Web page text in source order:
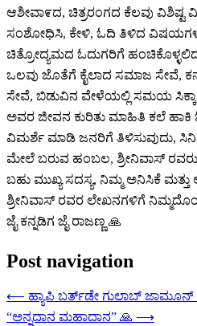
ಆಶೀವಾ೯ದ, ಚಿತ್ರರಂಗದ ಕೆಲವು ವಿಶಿಷ್ಟ
ಸಂಶೋಧಿಸಿ, ಕೇಳಿ, ಓದಿ ತಿಳಿದ
ಚಿತ್ರೋದ್ಯಮದ ಓದುಗರಿಗೆ
ಒಲವು ಜೊತೆಗೆ ಕೈಲಾದ ಸಮಾಜ ಸೇವೆ,
ಸೇವೆ, ಬಿಡುವಿನ ವೇಳೆಯಲ್ಲಿ ಸಮಯ
ಅವರ ಜೀವನ ಕುರಿತು ಮಾಹಿತಿ ಕಲೆ ಹಾಕಿ
ವಿಮರ್ಶೆ ಮಾಡಿ ಜನರಿಗೆ ತಿಳಿಸುವುದು,
ಮೇಲೆ ಬರುವ ಹಂಬಲ, ಶ್ರೀನಿವಾಸ್
ಬಹು ಮುಖ್ಯ ಸದಸ್ಯ, ನಿಮ್ಮ ಅನಿಸಿಕೆ
ಶ್ರೀನಿವಾಸ್ ರವರ ಲೇಖನಗಳಿಗೆ
ಜೈ ಕನ್ನಡಿಗ ಜೈ ರಾಜಣ್ಣ 🙏
Post navigation
⟵ ಹ್ಯಾಪಿ ಬರ್ತ್‌ಡೇ ಗುಲಾಬ್ ಜಾಮೂನ್
“ಅನ್ನದಾನ ಮಹಾದಾನ” 🙏 ⟶